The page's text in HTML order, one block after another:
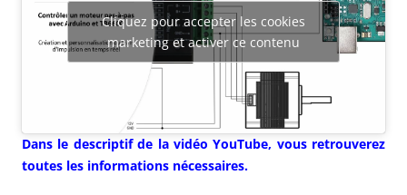
Cliquez pour accepter les cookies
marketing et activer ce contenu
Dans le descriptif de la vidéo YouTube, vous retrouverez
toutes les informations nécessaires.